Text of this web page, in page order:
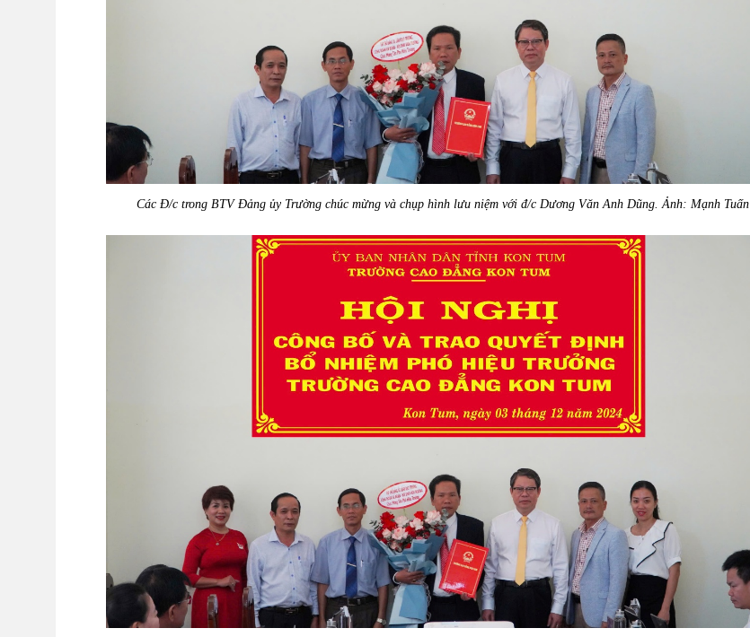
Các Đ/c trong BTV Đảng ủyTrường chúc mừng và chụp hình lưu niệmvới đ/c Dương Văn Anh Dũng. Ảnh: Mạnh Tuấn